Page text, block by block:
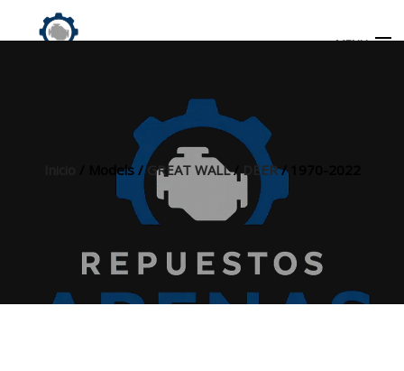
MENU
/ Models /GREAT WALL/DEER/ 1970-2022